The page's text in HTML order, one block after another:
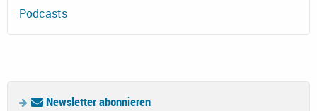
Podcasts
Newsletter abonnieren